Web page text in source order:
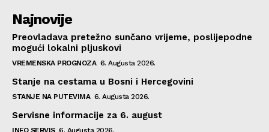
Najnovije
Preovladava pretežno sunčano vrijeme, poslijepodne
mogući lokalni pljuskovi
VREMENSKA PROGNOZA 6. Augusta 2026.
Stanje na cestama u Bosni i Hercegovini
STANJE NA PUTEVIMA 6. Augusta 2026.
Servisne informacije za 6. august
INFO SERVIS 6. Augusta 2026.